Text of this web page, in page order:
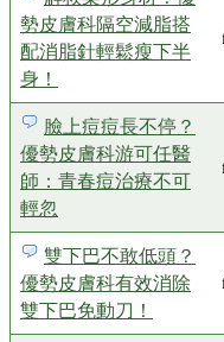
勢皮膚科隔空減脂搭
配消脂針輕鬆瘦下半
身！
臉上痘痘長不停？
優勢皮膚科游可任醫
師：青春痘治療不可
輕忽
雙下巴不敢低頭？
優勢皮膚科有效消除
雙下巴免動刀！